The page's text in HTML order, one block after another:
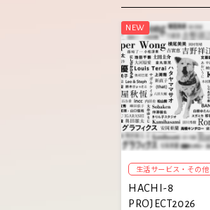
生活サービス・その他
HACHI-8
PROJECT2026